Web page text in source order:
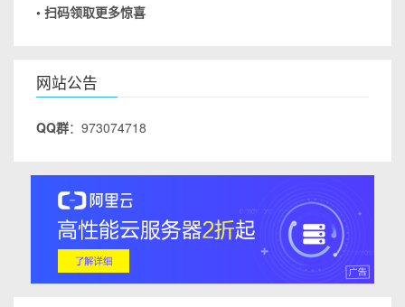
• 扫码领取更多惊喜
网站公告
QQ群：973074718